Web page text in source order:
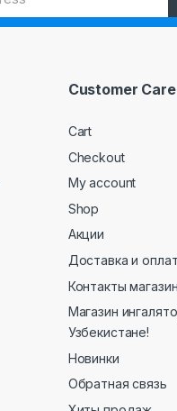
Customer Care
Cart
Checkout
My account
Shop
Акции
Доставка и
Контакты
Магазин
Узбекистане!
Новинки
Обратная связь